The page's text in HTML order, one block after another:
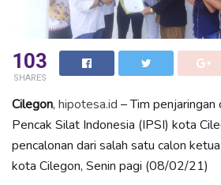
103
SHARES
Cilegon, hipotesa.id – Tim
Pencak Silat Indonesia (IPSI) kota
pencalonan dari salah satu calon
kota Cilegon, Senin pagi (08/02/21)